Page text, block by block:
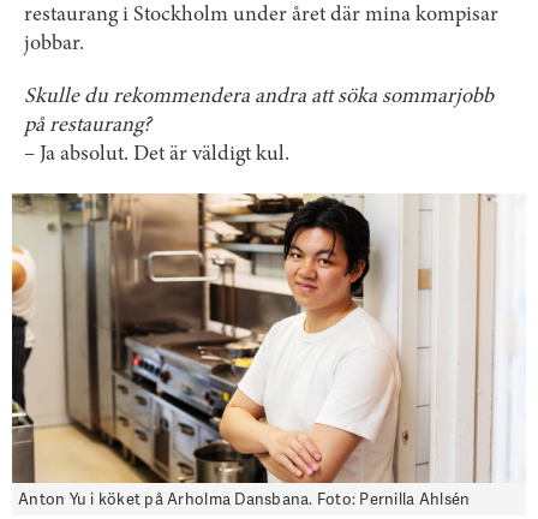
restaurang i Stockholm under året där mina kompisar
jobbar.
Skulle du rekommendera andra att söka sommarjobb
på restaurang?
– Ja absolut. Det är väldigt kul.
Anton Yu i köket på Arholma Dansbana. Foto: Pernilla Ahlsén